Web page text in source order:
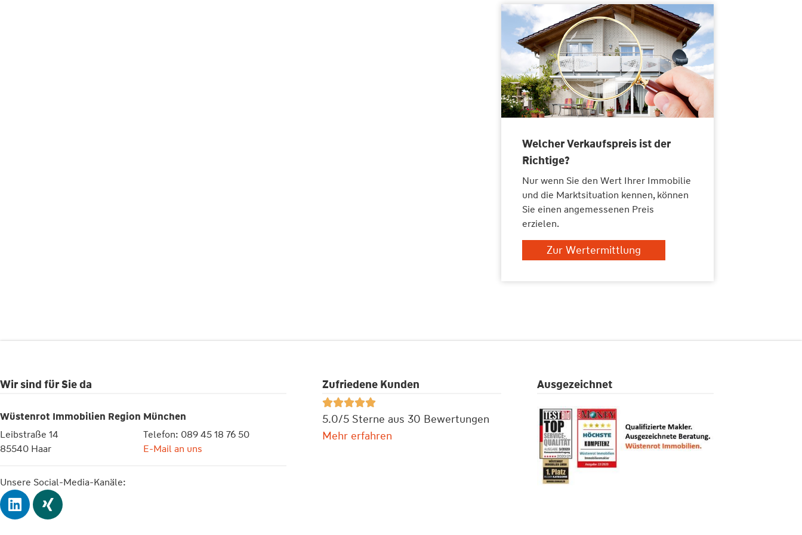
Wir sind für Sie da
Wüstenrot Immobilien Region München
Leibstraße 14
85540 Haar
Telefon: 089 45 18 76 50
E-Mail an uns
Unsere Social-Media-Kanäle:
Zufriedene Kunden

5.0/5 Sterne aus 30 Bewertungen
Mehr erfahren
Ausgezeichnet
Welcher Verkaufspreis ist der
Richtige?
Nur wenn Sie den Wert Ihrer Immobilie
und die Marktsituation kennen, können
Sie einen angemessenen Preis
erzielen.
Zur Wertermittlung